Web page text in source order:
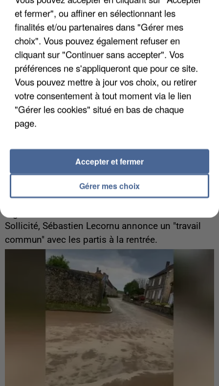
quelques jours plus tôt.
ingérences...
Sollicité, Sébastien Lecornu annonce un "travail
commun" avec les partis à la rentrée.
et fermer", ou affiner en sélectionnant les
finalités et/ou partenaires dans "Gérer mes
choix". Vous pouvez également refuser en
cliquant sur "Continuer sans accepter". Vos
préférences ne s'appliqueront que pour ce site.
Vous pouvez mettre à jour vos choix, ou retirer
votre consentement à tout moment via le lien
"Gérer les cookies" situé en bas de chaque
page.
Gérer mes choix
Accepter et fermer